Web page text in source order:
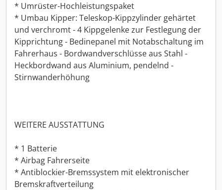
* Umrüster-Hochleistungspaket
* Umbau Kipper: Teleskop-Kippzylinder gehärtet
und verchromt - 4 Kippgelenke zur Festlegung der
Kipprichtung - Bedinepanel mit Notabschaltung im
Fahrerhaus - Bordwandverschlüsse aus Stahl -
Heckbordwand aus Aluminium, pendelnd -
Stirnwanderhöhung
WEITERE AUSSTATTUNG
* 1 Batterie
* Airbag Fahrerseite
* Antiblockier-Bremssystem mit elektronischer
Bremskraftverteilung